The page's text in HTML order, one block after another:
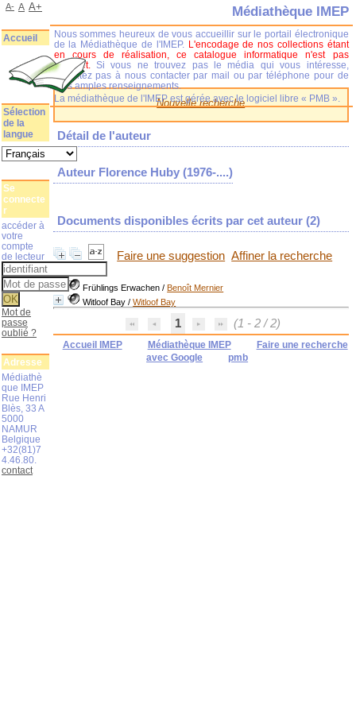
Nouvelle recherche
Détail de l'auteur
Auteur Florence Huby (1976-....)
Documents disponibles écrits par cet auteur (2)
Faire une suggestion Affiner la recherche
Frühlings Erwachen /Benoît Mernier
Witloof Bay /Witloof Bay
1 (1 - 2 / 2)
Accueil IMEP Médiathèque IMEP
Faire une recherche
avec Google
pmb
Médiathèque IMEP
Nous sommes heureux de vous accueillir sur le portail électronique
de la Médiathèque de l'IMEP. L'encodage de nos collections étant
en cours de réalisation, ce catalogue informatique n'est pas
complet.
Si vous ne trouvez pas le média qui vous intéresse,
n'hésitez pas à nous contacter par mail ou par téléphone pour de
plus amples renseignements.
La médiathèque de l'IMEP est gérée avec le logiciel libre « PMB ».
A- A A+
Accueil
Sélection
de la
langue
Se
connecte
r
accéder à
votre
compte
de lecteur
Mot de
passe
oublié ?
Adresse
Médiathè
que IMEP
Rue Henri
Blès, 33 A
5000
NAMUR
Belgique
+32(81)7
4.46.80.
contact